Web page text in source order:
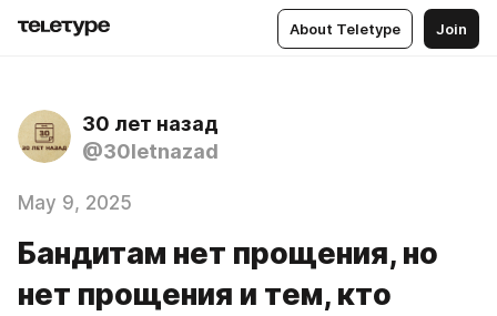
About Teletype Join
30 лет назад
@30letnazad
May 9, 2025
Бандитам нет прощения, но
нет прощения и тем, кто